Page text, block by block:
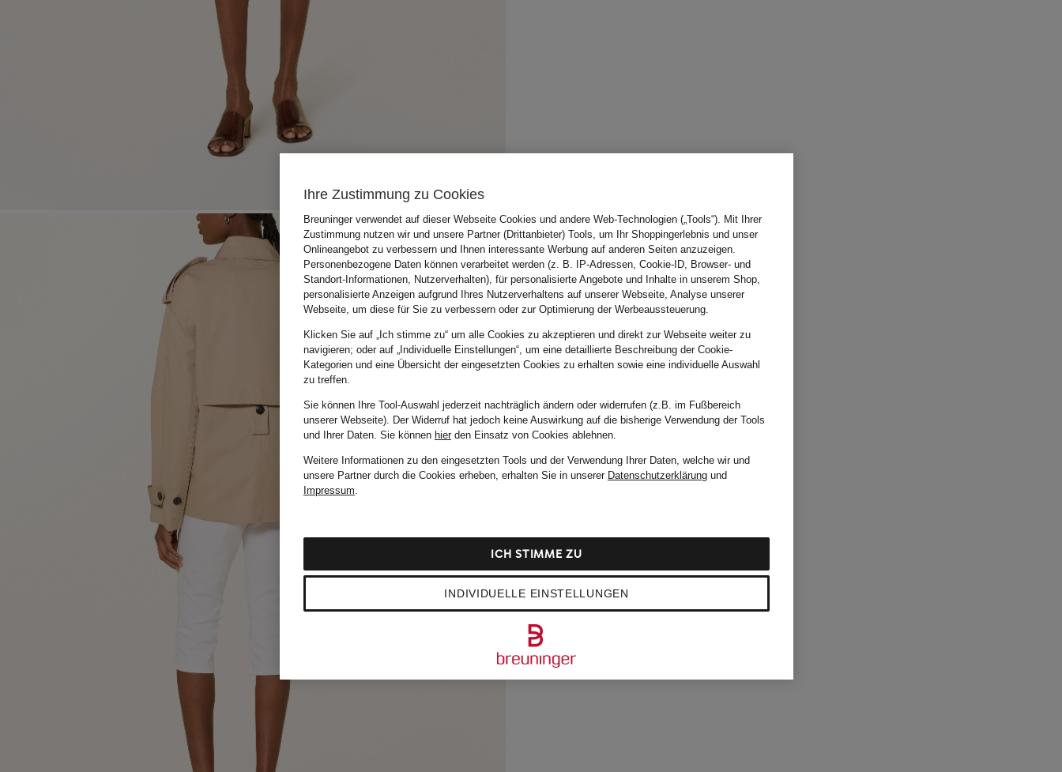
Ihre Zustimmung zu Cookies
Breuninger verwendet auf dieser Webseite Cookies und andere Web-Technologien („Tools“). Mit Ihrer
Zustimmung nutzen wir und unsere Partner (Drittanbieter) Tools, um Ihr Shoppingerlebnis und unser
Onlineangebot zu verbessern und Ihnen interessante Werbung auf anderen Seiten anzuzeigen.
Personenbezogene Daten können verarbeitet werden (z. B. IP-Adressen, Cookie-ID, Browser- und
Standort-Informationen, Nutzerverhalten), für personalisierte Angebote und Inhalte in unserem Shop,
personalisierte Anzeigen aufgrund Ihres Nutzerverhaltens auf unserer Webseite, Analyse unserer
Webseite, um diese für Sie zu verbessern oder zur Optimierung der Werbeaussteuerung.
Klicken Sie auf „Ich stimme zu“ um alle Cookies zu akzeptieren und direkt zur Webseite weiter zu
navigieren; oder auf „Individuelle Einstellungen“, um eine detaillierte Beschreibung der Cookie-
Kategorien und eine Übersicht der eingesetzten Cookies zu erhalten sowie eine individuelle Auswahl
zu treffen.
Sie können Ihre Tool-Auswahl jederzeit nachträglich ändern oder widerrufen (z.B. im Fußbereich
unserer Webseite). Der Widerruf hat jedoch keine Auswirkung auf die bisherige Verwendung der Tools
und Ihrer Daten. Sie können hierden Einsatz von Cookies ablehnen.
Weitere Informationen zu den eingesetzten Tools und der Verwendung Ihrer Daten, welche wir und
unsere Partner durch die Cookies erheben, erhalten Sie in unserer Datenschutzerklärung und
Impressum.
INDIVIDUELLE EINSTELLUNGEN
ICH STIMME ZU